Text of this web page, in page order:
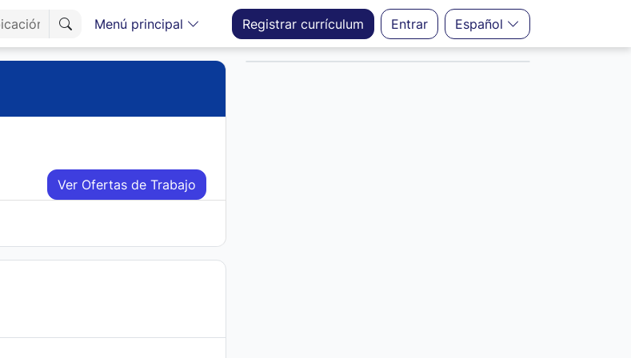
Menú principal Registrar currículum Entrar Español
Ver Ofertas de Trabajo